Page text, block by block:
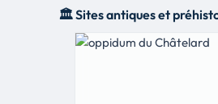
🏛️ Sites antiques et